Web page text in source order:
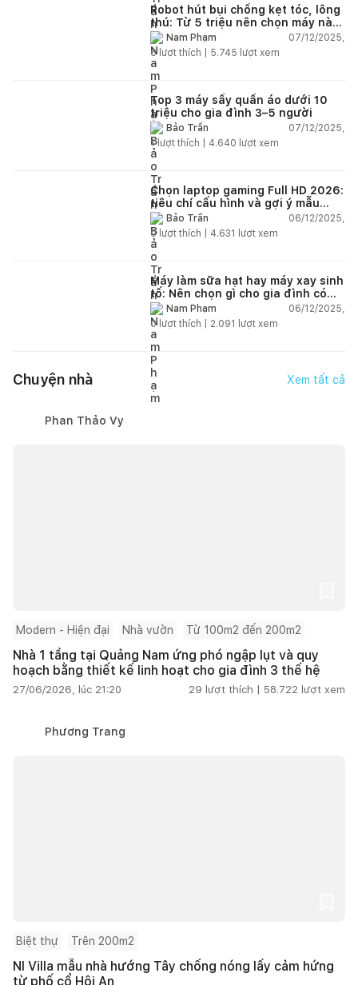
Robot hút bụi chống kẹt tóc, lông
thú: Từ 5 triệu nên chọn máy nào
năm 2025–2026?
Nam Phạm
07/12/2025,
6lượt thích | 5.745 lượt xem
Top 3 máy sấy quần áo dưới 10
triệu cho gia đình 3–5 người
Bảo Trần
07/12/2025,
1lượt thích | 4.640 lượt xem
Chọn laptop gaming Full HD 2026:
tiêu chí cấu hình và gợi ý mẫu
đáng mua
Bảo Trần
06/12/2025,
0lượt thích | 4.631 lượt xem
Máy làm sữa hạt hay máy xay sinh
tố: Nên chọn gì cho gia đình có
trẻ nhỏ (2–4 người)?
Nam Phạm
06/12/2025,
0lượt thích | 2.091 lượt xem
Chuyện nhà Xem tất cả
Phan Thảo Vy
Modern - Hiện đại Nhà vườn Từ 100m2 đến 200m2
Nhà 1 tầng tại Quảng Nam ứng phó ngập lụt và quy
hoạch bằng thiết kế linh hoạt cho gia đình 3 thế hệ
27/06/2026, lúc 21:20 29 lượt thích | 58.722 lượt xem
Phương Trang
Biệt thự Trên 200m2
NI Villa mẫu nhà hướng Tây chống nóng lấy cảm hứng
từ phố cổ Hội An